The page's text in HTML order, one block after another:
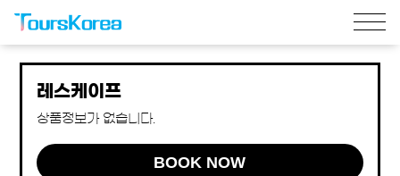
레스케이프
상품정보가 없습니다.
BOOK NOW